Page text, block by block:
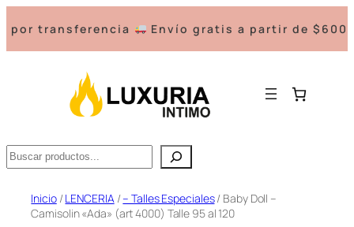
Envío gratis a partir de $60000.- 3
Buscar
SaltarInicio/LENCERIA/– Talles Especiales/ Baby Doll –
Camisolin «Ada» (art 4000) Talle 95 al 120